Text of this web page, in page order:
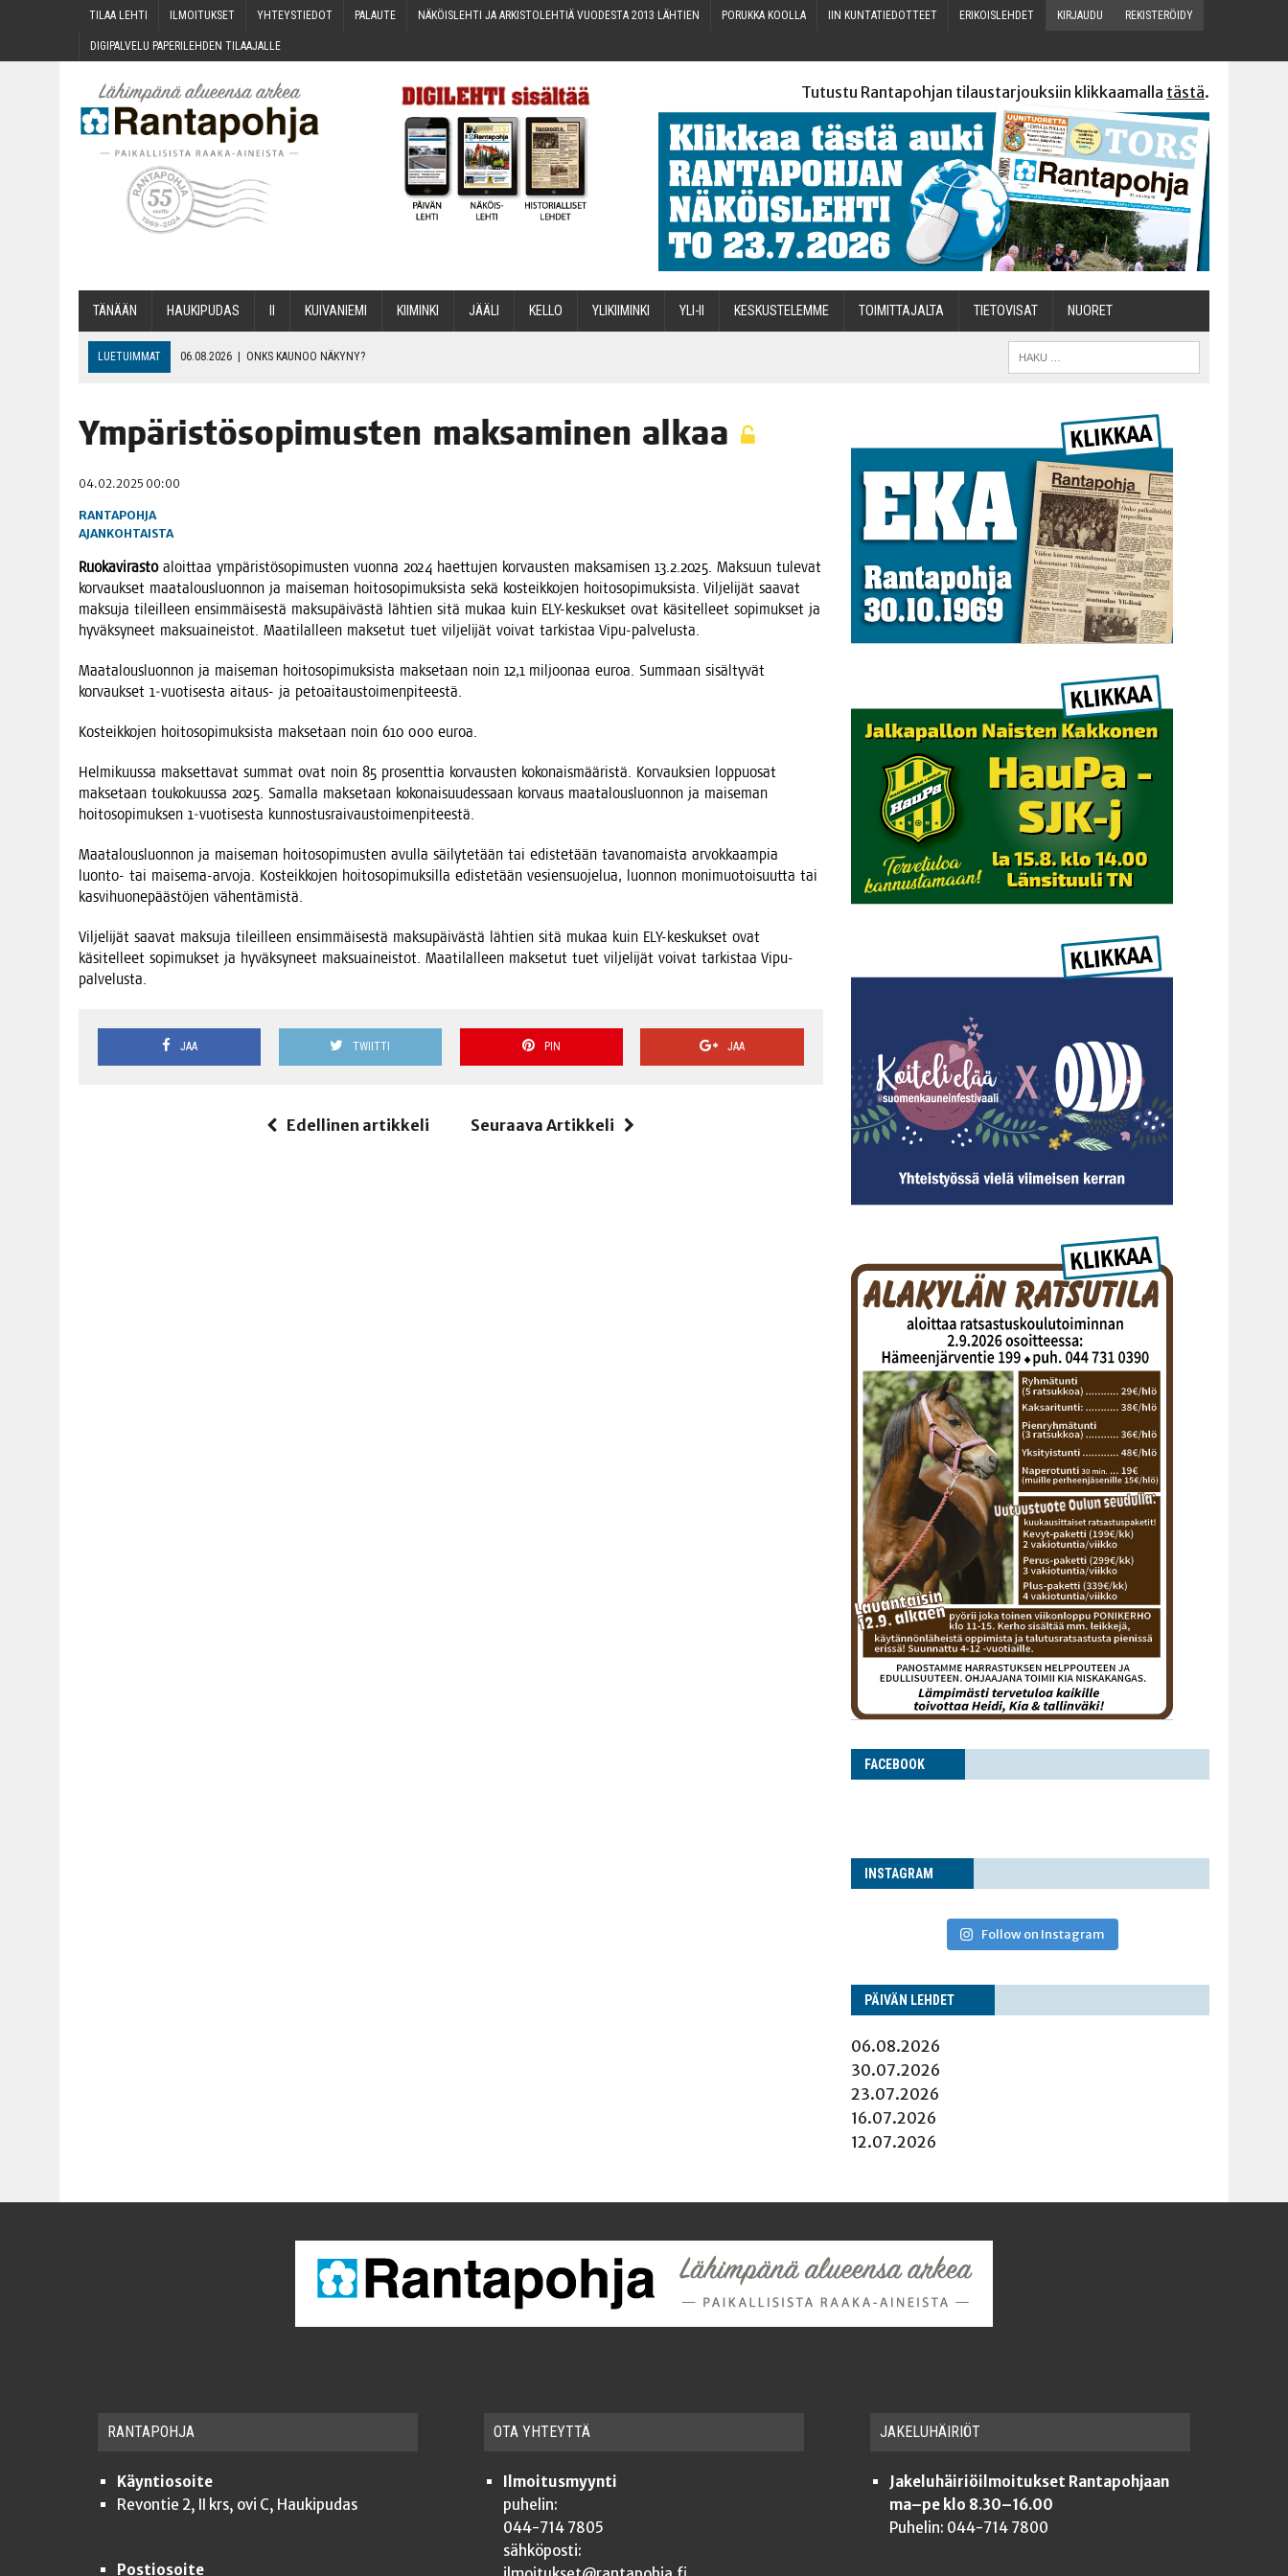
TILAA LEH­TI ILMOI­TUK­SET YHTEYS­TIE­DOT PALAU­TE NÄKÖIS­LEH­TI JA ARKIS­TO­LEH­TIÄ VUO­DES­TA 2013 LÄHTIEN PORUK­KA KOOLLA IIN KUN­TA­TIE­DOT­TEET ERI­KOIS­LEH­DET KIR­JAU­DU REKIS­TE­RÖI­DY
DIGI­PAL­VE­LU PAPE­RI­LEH­DEN TILAAJALLE
Tutustu Rantapohjan tilaustarjouksiin klikkaamalla tästä.
TÄNÄÄN HAU­KI­PU­DAS KUI­VA­NIE­MI KII­MIN­KI JÄÄ­LI KEL­LO YLI­KII­MIN­KI YLI-II KES­KUS­TE­LEM­ME TOI­MIT­TA­JAL­TA TIETOVISAT NUO­RET
LUETUIMMAT 06.08.2026 | ONKS KAU­NOO NÄKYNY?
06.08.2026 | OPIN­TOI­HIN KAN­SA­LAIS­OPIS­TOS­SA VOI SAA­DA AVUSTUSTA
06.08.2026
06.08.2026 | KII­MIN­KI­PÄI­VÄT JÄR­JES­TE­TÄÄN PERIN­TEI­TÄ KUNNIOITTAEN
Ympä­ris­tö­so­pi­mus­ten mak­sa­mi­nen alkaa
04.02.2025 00:00
RANTAPOHJA
AJANKOHTAISTA
Ruo­ka­vi­ras­toaloit­taa ympä­ris­tö­so­pi­mus­ten vuon­na 2024 haet­tu­jen kor­vaus­ten mak­sa­mi­sen 13.2.2025. Mak­suun tule­vat
kor­vauk­set maa­ta­lous­luon­non ja mai­se­man hoi­to­so­pi­muk­sis­ta sekä kos­teik­ko­jen hoi­to­so­pi­muk­sis­ta. Vil­je­li­jät saa­vat
mak­su­ja tileil­leen ensim­mäi­ses­tä mak­su­päi­väs­tä läh­tien sitä mukaa kuin ELY-kes­kuk­set ovat käsi­tel­leet sopi­muk­set ja
hyväk­sy­neet mak­suai­neis­tot. Maa­ti­lal­leen mak­se­tut tuet vil­je­li­jät voi­vat tar­kis­taa Vipu-palvelusta.
Maa­ta­lous­luon­non ja mai­se­man hoi­to­so­pi­muk­sis­ta mak­se­taan noin 12,1 mil­joo­naa euroa. Sum­maan sisäl­ty­vät
kor­vauk­set 1‑vuotisesta aitaus- ja petoaitaustoimenpiteestä.
Kos­teik­ko­jen hoi­to­so­pi­muk­sis­ta mak­se­taan noin 610 000 euroa.
Hel­mi­kuus­sa mak­set­ta­vat sum­mat ovat noin 85 pro­sent­tia kor­vaus­ten koko­nais­mää­ris­tä. Kor­vauk­sien lop­puo­sat
mak­se­taan tou­ko­kuus­sa 2025. Samal­la mak­se­taan koko­nai­suu­des­saan kor­vaus maa­ta­lous­luon­non ja mai­se­man
hoi­to­so­pi­muk­sen 1‑vuotisesta kunnostusraivaustoimenpiteestä.
Maa­ta­lous­luon­non ja mai­se­man hoi­to­so­pi­mus­ten avul­la säi­ly­te­tään tai edis­te­tään tavan­omais­ta arvok­kaam­pia
luon­to- tai mai­se­ma-arvo­ja. Kos­teik­ko­jen hoi­to­so­pi­muk­sil­la edis­te­tään vesien­suo­je­lua, luon­non moni­muo­toi­suut­ta tai
kas­vi­huo­ne­pääs­tö­jen vähentämistä.
Vil­je­li­jät saa­vat mak­su­ja tileil­leen ensim­mäi­ses­tä mak­su­päi­väs­tä läh­tien sitä mukaa kuin ELY-kes­kuk­set ovat
käsi­tel­leet sopi­muk­set ja hyväk­sy­neet mak­suai­neis­tot. Maa­ti­lal­leen mak­se­tut tuet vil­je­li­jät voi­vat tar­kis­taa Vipu-
palvelusta.
JAA TWIITTI PIN JAA
Edellinen artikkeli Seuraava Artikkeli
FACE­BOOK
INS­TA­GRAM
Follow on Instagram
PÄI­VÄN LEHDET
06.08.2026
30.07.2026
23.07.2026
16.07.2026
12.07.2026
RAN­TA­POH­JA
Käyntiosoite
Revontie 2, II krs, ovi C, Haukipudas
Postiosoite
OTA YHTEYT­TÄ
Ilmoitusmyynti
puhelin:
044-714 7805
sähköposti:
JAKE­LU­HÄI­RIÖT
Jakeluhäiriöilmoitukset Rantapohjaan
ma–pe klo 8.30–16.00
Puhelin: 044-714 7800